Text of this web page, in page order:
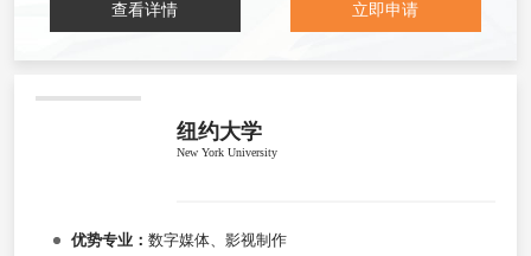
查看详情 立即申请
纽约大学
New York University
优势专业： 数字媒体、影视制作